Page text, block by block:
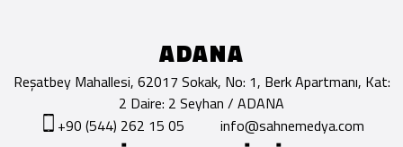
ADANA
Reşatbey Mahallesi, 62017 Sokak, No: 1, Berk Apartmanı, Kat:
2 Daire: 2 Seyhan / ADANA
+90 (544) 262 15 05
info@sahnemedya.com